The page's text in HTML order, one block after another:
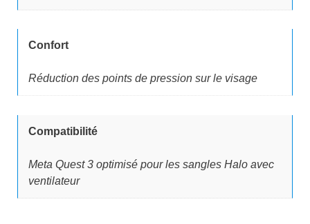
2
9
€
.
0
€
Confort
Réduction des points de pression sur le visage
Compatibilité
Meta Quest 3 optimisé pour les sangles Halo avec
ventilateur